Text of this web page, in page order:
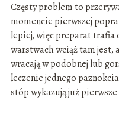
Częsty problem to
momencie pierwszej
lepiej, więc preparat trafia
warstwach wciąż tam jest,
wracają w podobnej lub
leczenie jednego
stóp wykazują już